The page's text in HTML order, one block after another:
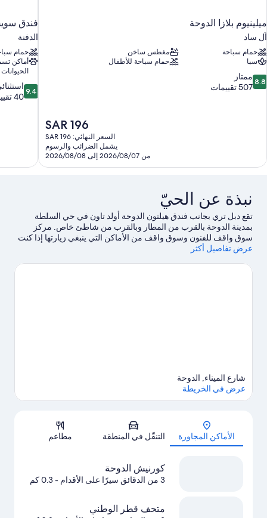
ميلينيوم بلازا الدوحة
آل ساد
حمام سباحة
مغطس ساخن
سبا
حمام سباحة للأطفال
8.8
من
8.8 ممتاز
507 تقييمات
السعر
الحالي
هو
SAR
196
SAR 196
السعر النهائي: SAR 196
يشمل الضرائب والرسوم
من 2026/08/07 إلى 2026/08/08
فندق
الدفنة
حمام
أماكن
الحيوانات
9.4
من
9.4
40 تقييمًا
نبذة عن الحيّ
تقع دبل تري بجانب فندق هيلتون الدوحة أولد تاون في حي السلطة
بمدينة الدوحة بالقرب من المطار وبالقرب من شاطئ خاص. مركز
سوق واقف للفنون وسوق واقف من الأماكن التي ينبغي زيارتها إذا كنت
تنوي التسوق، بينما يُمكن زيارة كورنيش الدوحة لاستكشاف الأماكن
عرض تفاصيل أكثر
الخريطة
شارع الميناء, الدوحة
عرض في الخريطة
الأماكن المجاورة التنقّل في المنطقة مطاعم
كورنيش الدوحة
3 من الدقائق سيرًا على الأقدام - 0.3 كم
متحف قطر الوطني